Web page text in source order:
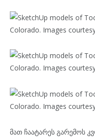
მათ ჩაატარეს გარემოს